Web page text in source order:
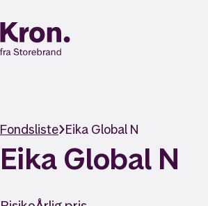
Fondsliste Eika Global N
Eika Global N